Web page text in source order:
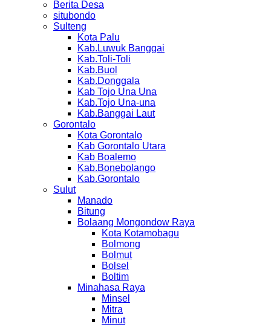
Berita Desa
situbondo
Sulteng
Kota Palu
Kab.Luwuk Banggai
Kab.Toli-Toli
Kab.Buol
Kab.Donggala
Kab Tojo Una Una
Kab.Tojo Una-una
Kab.Banggai Laut
Gorontalo
Kota Gorontalo
Kab Gorontalo Utara
Kab Boalemo
Kab.Bonebolango
Kab.Gorontalo
Sulut
Manado
Bitung
Bolaang Mongondow Raya
Kota Kotamobagu
Bolmong
Bolmut
Bolsel
Boltim
Minahasa Raya
Minsel
Mitra
Minut